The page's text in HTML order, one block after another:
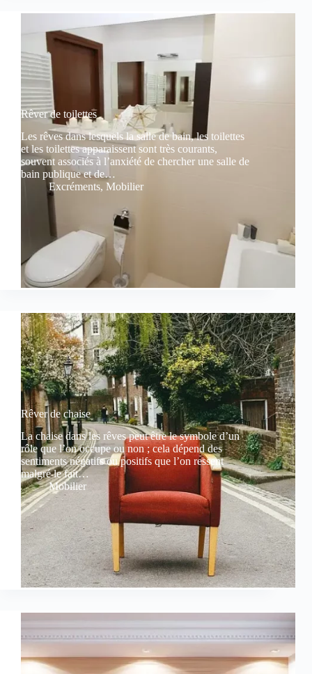
Rêver de toilettes
Les rêves dans lesquels la salle de bain, les toilettes
et les toilettes apparaissent sont très courants,
souvent associés à l’anxiété de chercher une salle de
bain publique et de…
Excréments, Mobilier
Rêver de chaise
La chaise dans les rêves peut être le symbole d’un
rôle que l’on occupe ou non ; cela dépend des
sentiments négatifs ou positifs que l’on ressent
malgré le fait…
Mobilier